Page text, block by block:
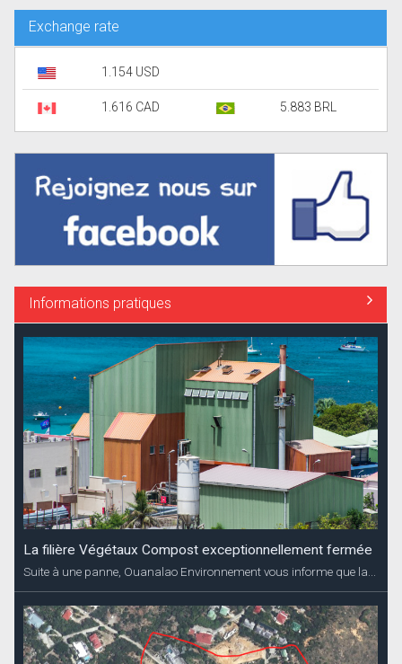
Exchange rate
1.154 USD
1.616 CAD 5.883 BRL
Informations pratiques
La filière Végétaux Compost exceptionnellement fermée
Suite à une panne, Ouanalao Environnement vous informe que la...